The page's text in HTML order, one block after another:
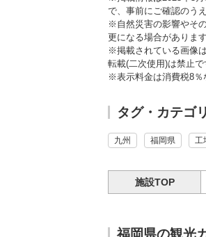
で、事前にご確認のう
※自然災害の影響やそ
更になる場合があります
※掲載されている画像
転載(二次使用)は禁止で
※表示料金は消費税8％
タグ・カテゴリ
九州 福岡県 工
施設TOP
福岡県の観光